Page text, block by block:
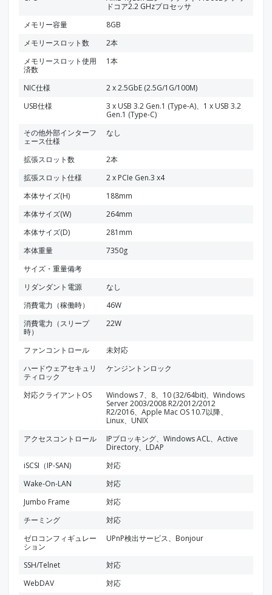
ドコア2.2 GHzプロセッサ
メモリー容量
8GB
メモリースロット数
2本
メモリースロット使用
済数
1本
NIC仕様
2 x 2.5GbE (2.5G/1G/100M)
USB仕様
3 x USB 3.2 Gen.1 (Type-A)、1 x USB 3.2
Gen.1 (Type-C)
その他外部インターフ
ェース仕様
なし
拡張スロット数
2本
拡張スロット仕様
2 x PCIe Gen.3 x4
本体サイズ(H)
188mm
本体サイズ(W)
264mm
本体サイズ(D)
281mm
本体重量
7350g
サイズ・重量備考
リダンダント電源
なし
消費電力（稼働時）
46W
消費電力（スリープ
時）
22W
ファンコントロール
未対応
ハードウェアセキュリ
ティロック
ケンジントンロック
対応クライアントOS
Windows 7、8、10 (32/64bit)、Windows
Server 2003/2008 R2/2012/2012
R2/2016、Apple Mac OS 10.7以降、
Linux、UNIX
アクセスコントロール
IPブロッキング、Windows ACL、Active
Directory、LDAP
iSCSI（IP-SAN)
対応
Wake-On-LAN
対応
Jumbo Frame
対応
チーミング
対応
ゼロコンフィギュレー
ション
UPnP検出サービス、Bonjour
SSH/Telnet
対応
WebDAV
対応